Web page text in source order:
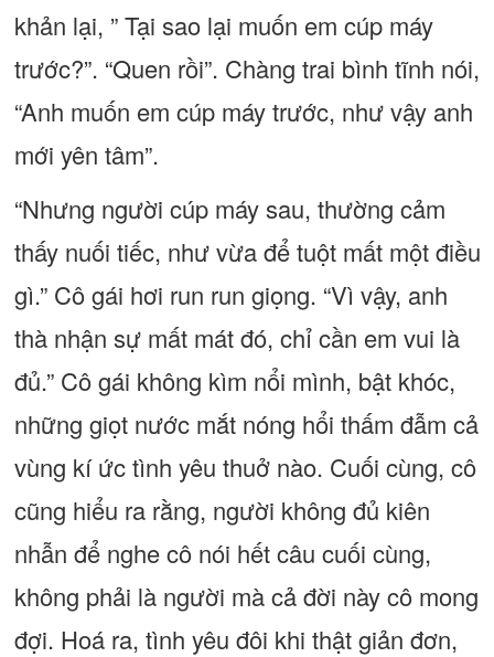
khản lại, ” Tại sao lại muốn em cúp máy
trước?”. “Quen rồi”. Chàng trai bình tĩnh nói,
“Anh muốn em cúp máy trước, như vậy anh
mới yên tâm”.
“Nhưng người cúp máy sau, thường cảm
thấy nuối tiếc, như vừa để tuột mất một điều
gì.” Cô gái hơi run run giọng. “Vì vậy, anh
thà nhận sự mất mát đó, chỉ cần em vui là
đủ.” Cô gái không kìm nổi mình, bật khóc,
những giọt nước mắt nóng hổi thấm đẫm cả
vùng kí ức tình yêu thuở nào. Cuối cùng, cô
cũng hiểu ra rằng, người không đủ kiên
nhẫn để nghe cô nói hết câu cuối cùng,
không phải là người mà cả đời này cô mong
đợi. Hoá ra, tình yêu đôi khi thật giản đơn,